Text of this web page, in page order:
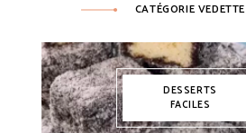
CATÉGORIE VEDETTE
DESSERTS
FACILES